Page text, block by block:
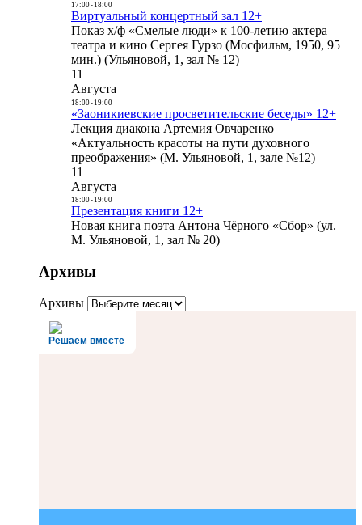
17:00- 18:00
Виртуальный концертный зал 12+
Показ х/ф «Смелые люди» к 100-летию актера
театра и кино Сергея Гурзо (Мосфильм, 1950, 95
мин.) (Ульяновой, 1, зал № 12)
11
Августа
18:00- 19:00
«Заоникиевские просветительские беседы» 12+
Лекция диакона Артемия Овчаренко
«Актуальность красоты на пути духовного
преображения» (М. Ульяновой, 1, зале №12)
11
Августа
18:00- 19:00
Презентация книги 12+
Новая книга поэта Антона Чёрного «Сбор» (ул.
М. Ульяновой, 1, зал № 20)
Архивы
Архивы
Решаем вместе